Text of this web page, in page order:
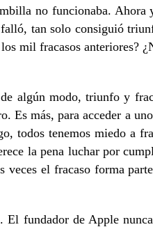
no funcionaba. Ahora
tan solo consiguió
mil fracasos anteriores?
algún modo, triunfo y
Es más, para acceder a
todos tenemos miedo a
la pena luchar por
veces el fracaso forma
El fundador de Apple